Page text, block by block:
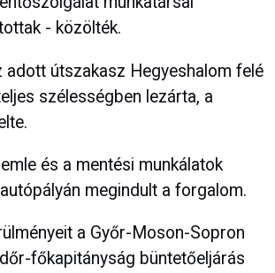
- közölték.
adott útszakasz Hegyeshalom felé
szélességben lezárta, a
és a mentési munkálatok
megindult a forgalom.
a Győr-Moson-Sopron
főkapitányság büntetőeljárás